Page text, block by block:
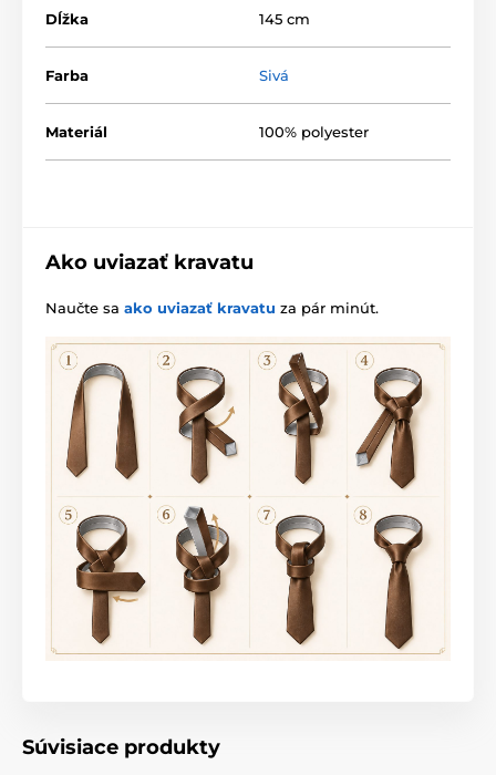
Dĺžka 145 cm
Farba Sivá
Materiál 100% polyester
Ako uviazať kravatu
Naučte sa ako uviazať kravatu za pár minút.
Súvisiace produkty